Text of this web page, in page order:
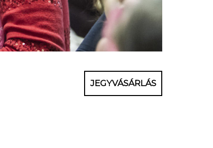
JEGYVÁSÁRLÁS